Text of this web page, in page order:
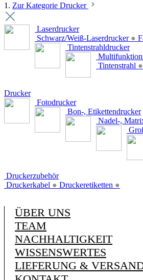
1. Zur Kategorie Drucker
Laserdrucker
Schwarz/Weiß-Laserdrucker ●
Tintenstrahldrucker
Tintenstrahl ●
Drucker
Fotodrucker
Bon-, Etikettendrucker
Nadel-,
Druckerzubehör
Druckerkabel ● Druckeretiketten ●
ÜBER UNS
TEAM
NACHHALTIGKEIT
WISSENSWERTES
LIEFERUNG &